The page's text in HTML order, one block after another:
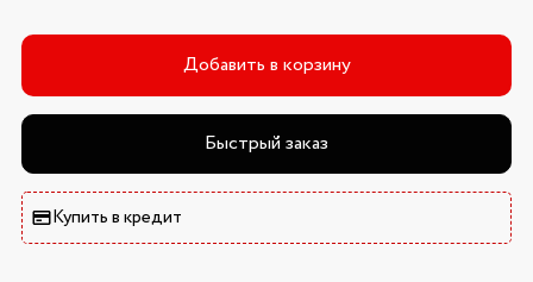
Добавить в корзину
Быстрый заказ
Купить в кредит